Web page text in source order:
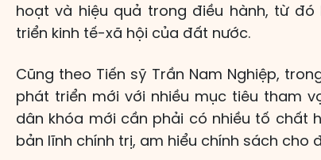
hoạt và hiệu quả trong điều hành, từ
triển kinh tế-xã hội của đất nước.
Cũng theo Tiến sỹ Trần Nam Nghiệp,
phát triển mới với nhiều mục tiêu tham
dân khóa mới cần phải có nhiều tố chất
bản lĩnh chính trị, am hiểu chính sách cho